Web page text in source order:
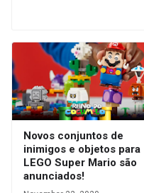
Novos conjuntos de
inimigos e objetos para
LEGO Super Mario são
anunciados!